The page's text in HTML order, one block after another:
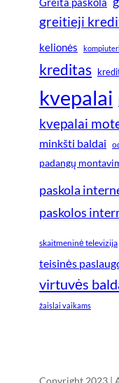
greitieji
kelionės
kreditas
kvepalai
kvepalai
minkšti baldai
padangų
paskola
paskolos
skaitmeninė televizija
teisinės
virtuvės
žaislai vaikams